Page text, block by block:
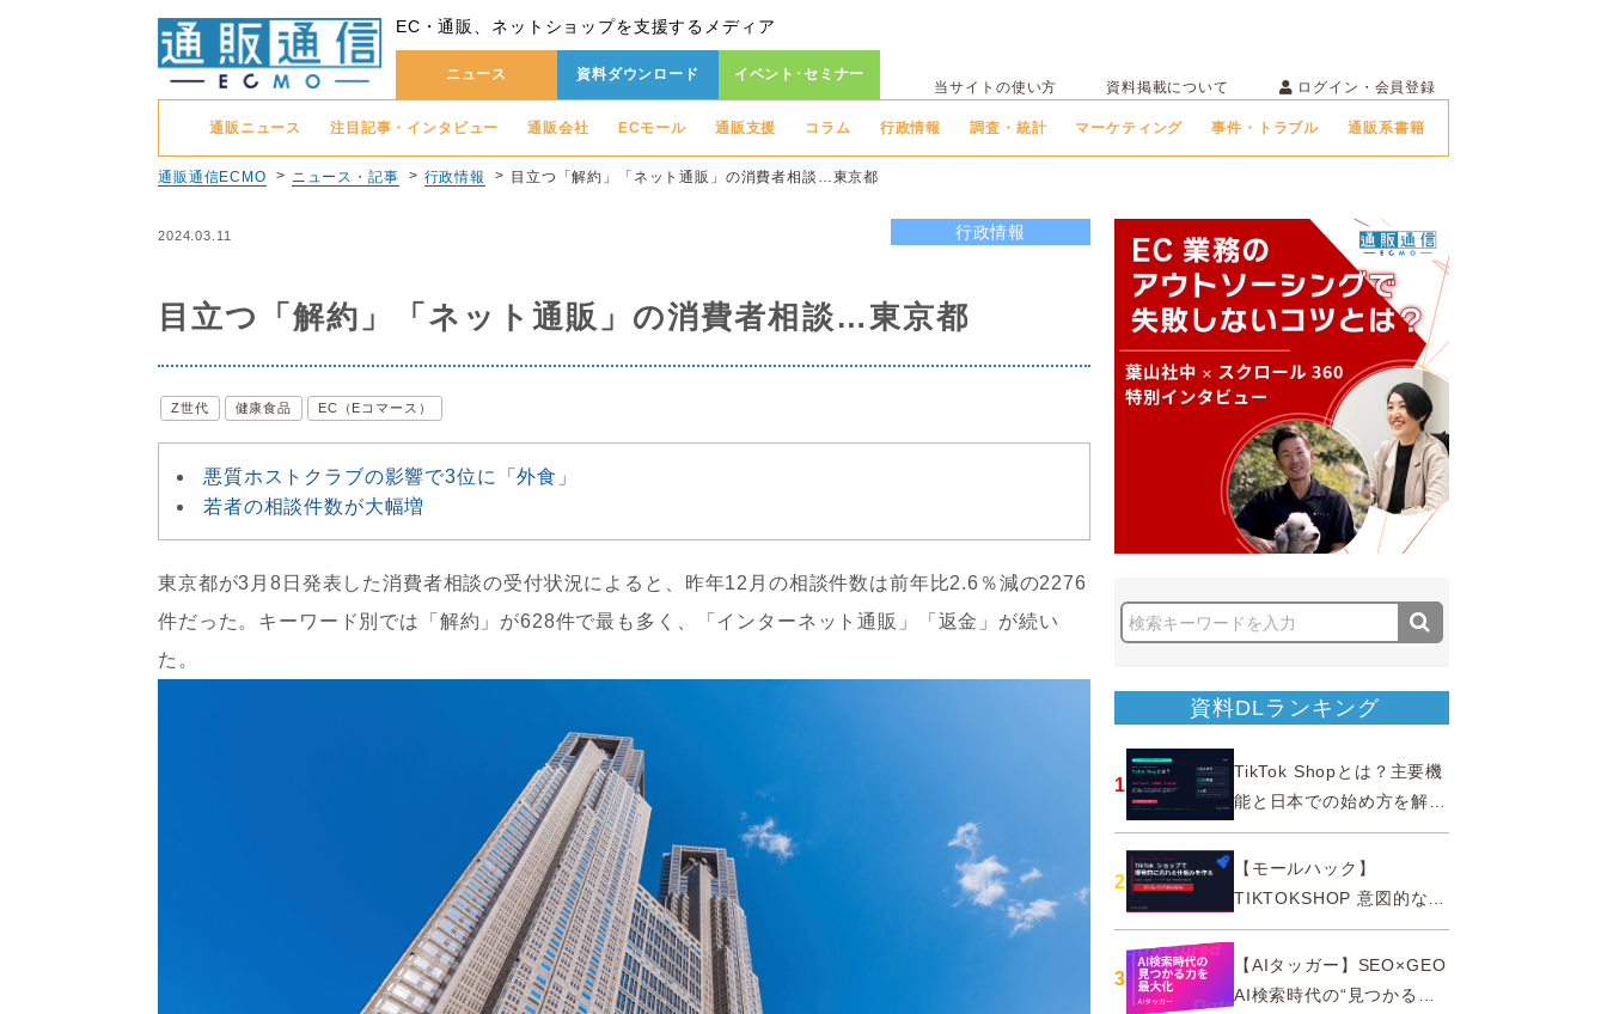
EC・通販、ネットショップを支援するメディア
ニュース 資料ダウンロード イベント･セミナー
当サイトの使い方 資料掲載について ログイン・会員登録
通販ニュース 注目記事・インタビュー 通販会社 ECモール 通販支援 コラム 行政情報 調査・統計 マーケティング 事件・トラブル 通販系書籍
通販通信ECMO ニュース・記事 行政情報 目立つ「解約」「ネット通販」の消費者相談…東京都
2024.03.11 行政情報
目立つ「解約」「ネット通販」の消費者相談…東京都
Z世代 健康食品 EC（Eコマース）
悪質ホストクラブの影響で3位に「外食」
若者の相談件数が大幅増
東京都が3月8日発表した消費者相談の受付状況によると、昨年12月の相談件数は前年比2.6％減の2276
件だった。キーワード別では「解約」が628件で最も多く、「インターネット通販」「返金」が続い
た。
資料DLランキング
1
TikTok Shopとは？主要機
能と日本での始め方を解説
｜公式認定パートナー
2
【モールハック】
TIKTOKSHOP 意図的なバ
ズを生む法則
3
【AIタッガー】SEO×GEO
AI検索時代の“見つかる